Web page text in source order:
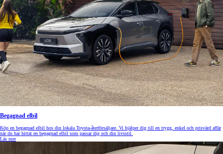
Begagnad elbil
Köp en begagnad elbil hos din lokala Toyota-återförsäljare. Vi hjälper dig till en trygg, enkel och prisvärd affär
när du har hittat en begagnad elbil som passar dig och din livsstil.
Läs mer